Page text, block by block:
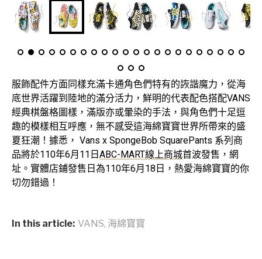
服飾配件方面同樣充滿卡通角色們特有的詼諧魔力，從海
底世界活躍到陸地的滿分活力，鮮明的代表配色搭配VANS
經典棋盤格圖樣，滿版亦或暈染的手法，與角色們十足逗
趣的模樣相互呼應，無不感受這海綿寶寶世界所帶來的盛
夏狂潮！據悉， Vans x SpongeBob SquarePants 系列商
品將於110年6月11日 ABC-MART線上商城首波發售，網
址。實體店鋪發售日為110年6月18日，熱愛海綿寶寶的你
切勿錯過！
In this article: VANS, 海綿寶寶